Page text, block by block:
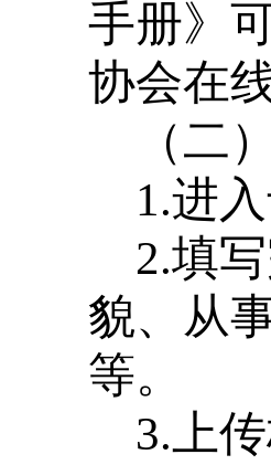
手册》
协会在
（二
1.进
2.填
貌、从
等。
3.上